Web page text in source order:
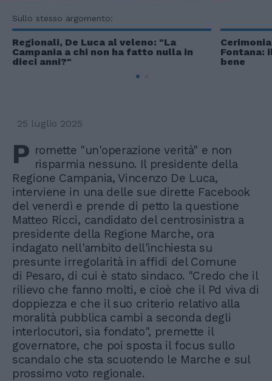
Sullo stesso argomento:
Regionali, De Luca al veleno: "La
Campania a chi non ha fatto nulla in
dieci anni?"
Fontana:
bene
25 luglio 2025
P romette "un'operazione verità" e non
risparmia nessuno. Il presidente della
Regione Campania, Vincenzo De Luca,
interviene in una delle sue dirette Facebook
del venerdì e prende di petto la questione
Matteo Ricci, candidato del centrosinistra a
presidente della Regione Marche, ora
indagato nell'ambito dell'inchiesta su
presunte irregolarità in affidi del Comune
di Pesaro, di cui è stato sindaco. "Credo che il
rilievo che fanno molti, e cioè che il Pd viva di
doppiezza e che il suo criterio relativo alla
moralità pubblica cambi a seconda degli
interlocutori, sia fondato", premette il
governatore, che poi sposta il focus sullo
scandalo che sta scuotendo le Marche e sul
prossimo voto regionale.